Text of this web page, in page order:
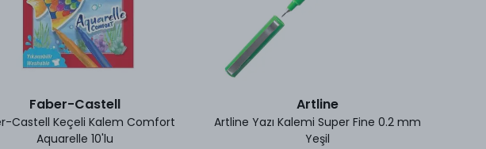
Faber-Castell
Castell Keçeli Kalem Comfort
Aquarelle 10'lu
Artline
Artline Yazı Kalemi Super Fine 0.2 mm
Yeşil